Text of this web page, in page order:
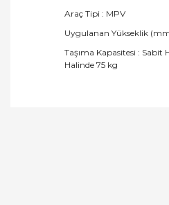
Araç Tipi : MPV
Uygulanan Yükseklik
Taşıma Kapasitesi : Sabit
Halinde 75 kg